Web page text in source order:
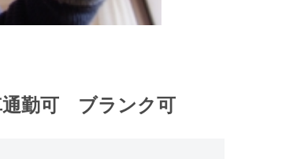
通勤可 ブランク可